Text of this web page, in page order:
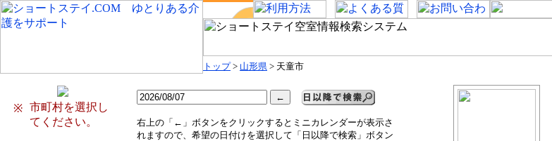
トップ> 山形県 > 天童市
※
市町村を選択し
てください。
右上の「←」ボタンをクリックするとミニカレンダーが表示さ
れますので、希望の日付けを選択して「日以降で検索」ボタン